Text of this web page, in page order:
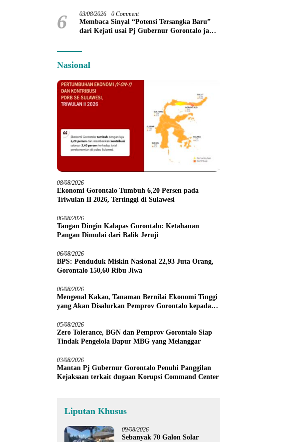
6 03/08/2026 0 Comment
Membaca Sinyal “Potensi Tersangka Baru”
dari Kejati usai Pj Gubernur Gorontalo jadi
Nasional
08/08/2026
Ekonomi Gorontalo Tumbuh 6,20 Persen pada
Triwulan II 2026, Tertinggi di Sulawesi
06/08/2026
Tangan Dingin Kalapas Gorontalo: Ketahanan
Pangan Dimulai dari Balik Jeruji
06/08/2026
BPS: Penduduk Miskin Nasional 22,93 Juta Orang,
Gorontalo 150,60 Ribu Jiwa
06/08/2026
Mengenal Kakao, Tanaman Bernilai Ekonomi Tinggi
yang Akan Disalurkan Pemprov Gorontalo kepada
05/08/2026
Zero Tolerance, BGN dan Pemprov Gorontalo Siap
Tindak Pengelola Dapur MBG yang Melanggar
03/08/2026
Mantan Pj Gubernur Gorontalo Penuhi Panggilan
Kejaksaan terkait dugaan Korupsi Command Center
Liputan Khusus
09/08/2026
Sebanyak 70 Galon Solar